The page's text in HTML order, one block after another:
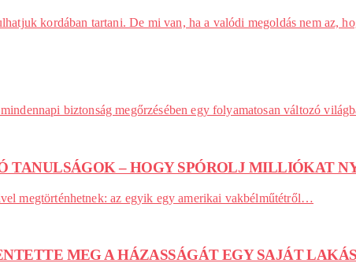
kordában tartani. De mi van, ha a valódi megoldás nem az,
biztonság megőrzésében egy folyamatosan változó
– HOGY SPÓROLJ MILLIÓKAT
megtörténhetnek: az egyik egy amerikai vakbélműtétről…
MEG A HÁZASSÁGÁT EGY SAJÁT LAKÁS